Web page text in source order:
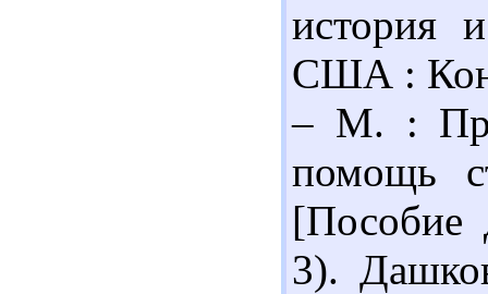
история
США :
– М. :
помощь
[Пособие
3).